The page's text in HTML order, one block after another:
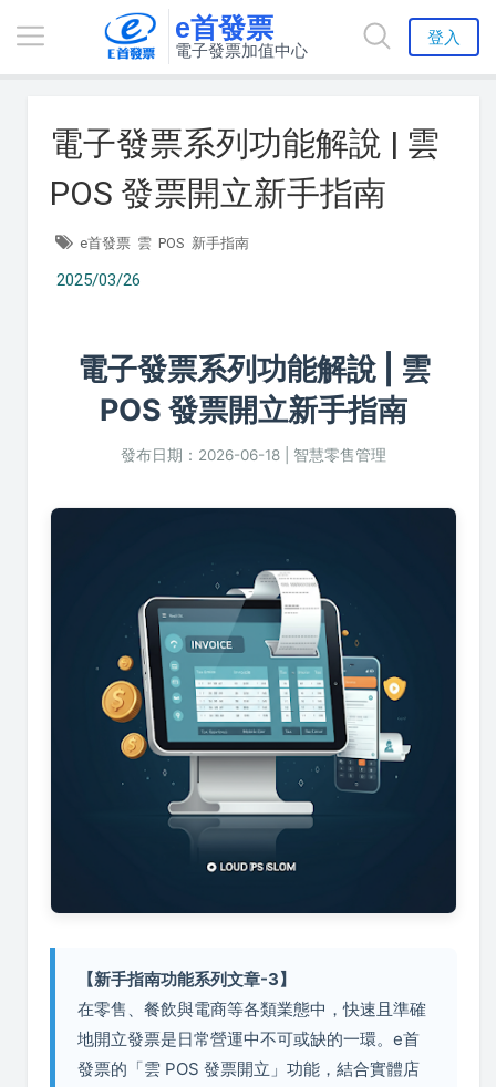
e首發票
電子發票加值中心
登入
電子發票系列功能解說 | 雲
POS 發票開立新手指南
e首發票 雲 POS 新手指南
2025/03/26
電子發票系列功能解說 | 雲
POS 發票開立新手指南
發布日期：2026-06-18 | 智慧零售管理
【新手指南功能系列文章-3】
在零售、餐飲與電商等各類業態中，快速且準確
地開立發票是日常營運中不可或缺的一環。e首
發票的「雲 POS 發票開立」功能，結合實體店